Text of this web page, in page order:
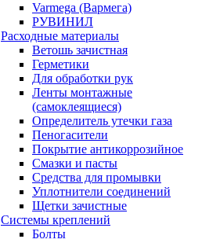
Varmega (Вармега)
РУВИНИЛ
Расходные материалы
Ветошь зачистная
Герметики
Для обработки рук
Ленты монтажные
(самоклеящиеся)
Определитель утечки газа
Пеногасители
Покрытие антикоррозийное
Смазки и пасты
Средства для промывки
Уплотнители соединений
Щетки зачистные
Системы креплений
Болты